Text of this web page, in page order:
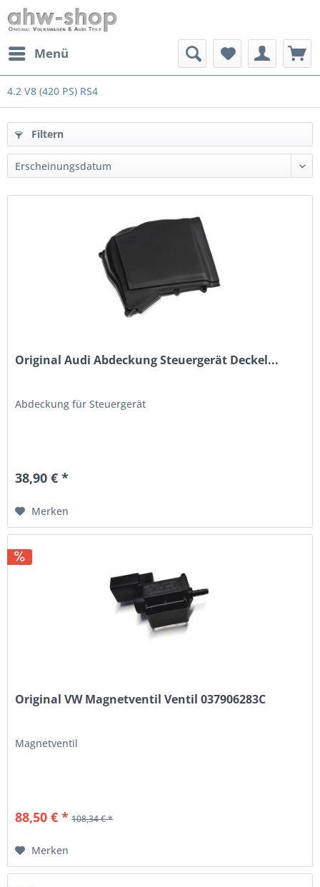
Menü
4.2 V8 (420 PS) RS4
Filtern
Original Audi Abdeckung Steuergerät Deckel...
Abdeckung für Steuergerät
38,90 € *
Merken
Original VW Magnetventil Ventil 037906283C
Magnetventil
88,50 € * 108,34 € *
Merken